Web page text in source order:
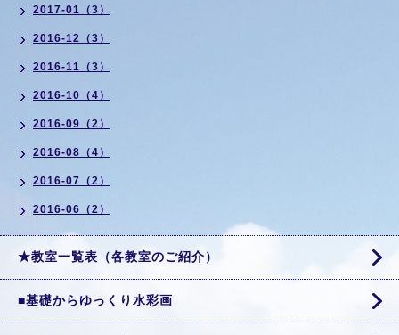
2017-01（3）
2016-12（3）
2016-11（3）
2016-10（4）
2016-09（2）
2016-08（4）
2016-07（2）
2016-06（2）
★教室一覧表（各教室のご紹介）
■基礎からゆっくり水彩画